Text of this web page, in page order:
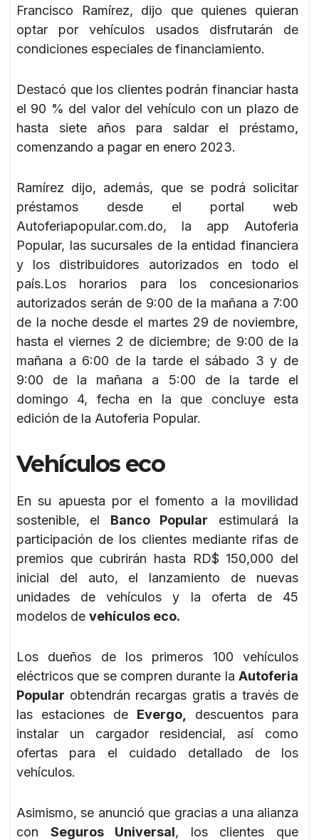
Francisco Ramírez, dijo que quienes quieran
optar por vehículos usados disfrutarán de
condiciones especiales de financiamiento.
Destacó que los clientes podrán financiar hasta
el 90 % del valor del vehículo con un plazo de
hasta siete años para saldar el préstamo,
comenzando a pagar en enero 2023.
Ramírez dijo, además, que se podrá solicitar
préstamos desde el portal web
Autoferiapopular.com.do, la app Autoferia
Popular, las sucursales de la entidad financiera
y los distribuidores autorizados en todo el
país.Los horarios para los concesionarios
autorizados serán de 9:00 de la mañana a 7:00
de la noche desde el martes 29 de noviembre,
hasta el viernes 2 de diciembre; de 9:00 de la
mañana a 6:00 de la tarde el sábado 3 y de
9:00 de la mañana a 5:00 de la tarde el
domingo 4, fecha en la que concluye esta
edición de la Autoferia Popular.
Vehículos eco
En su apuesta por el fomento a la movilidad
sostenible, el Banco Popular estimulará la
participación de los clientes mediante rifas de
premios que cubrirán hasta RD$ 150,000 del
inicial del auto, el lanzamiento de nuevas
unidades de vehículos y la oferta de 45
modelos de vehículos eco.
Los dueños de los primeros 100 vehículos
eléctricos que se compren durante la Autoferia
Popular obtendrán recargas gratis a través de
las estaciones de Evergo,
descuentos para
instalar un cargador residencial, así como
ofertas para el cuidado detallado de los
vehículos.
Asimismo, se anunció que gracias a una alianza
con Seguros Universal, los clientes que